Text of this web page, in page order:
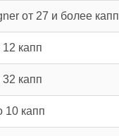
от 27 и более капп
капп
капп
10 капп